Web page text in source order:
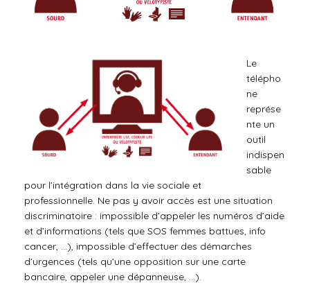
Le
télépho
ne
représe
nte un
outil
indispen
sable
pour l’intégration dans la vie sociale et
professionnelle. Ne pas y avoir accès est une situation
discriminatoire : impossible d’appeler les numéros d’aide
et d’informations (tels que SOS femmes battues, info
cancer, …), impossible d’effectuer des démarches
d’urgences (tels qu’une opposition sur une carte
bancaire, appeler une dépanneuse, …).